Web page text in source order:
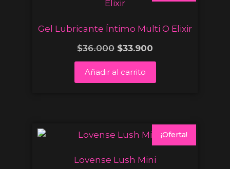
Gel Lubricante Íntimo Multi O Elixir
$36.000 $33.900
Añadir al carrito
¡Oferta!
Lovense Lush Mini